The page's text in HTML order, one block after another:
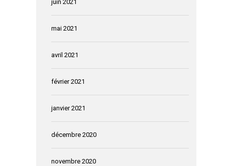
juin 2021
mai 2021
avril 2021
février 2021
janvier 2021
décembre 2020
novembre 2020